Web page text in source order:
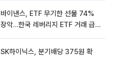
바이낸스, ETF 무기한 선물 74%
장악…한국 레버리지 ETF 거래 급
SK하이닉스, 분기배당 375원 확